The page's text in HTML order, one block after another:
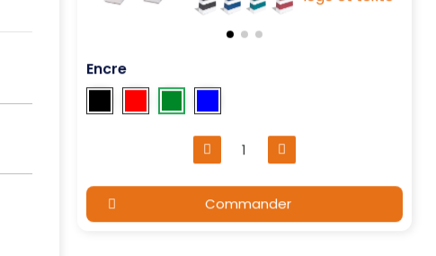
Encre
Commander